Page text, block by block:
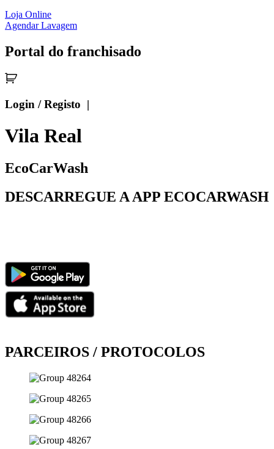
Loja Online
Agendar Lavagem
Portal do franchisado
Login / Registo |
Vila Real
EcoCarWash
DESCARREGUE A APP ECOCARWASH
PARCEIROS / PROTOCOLOS